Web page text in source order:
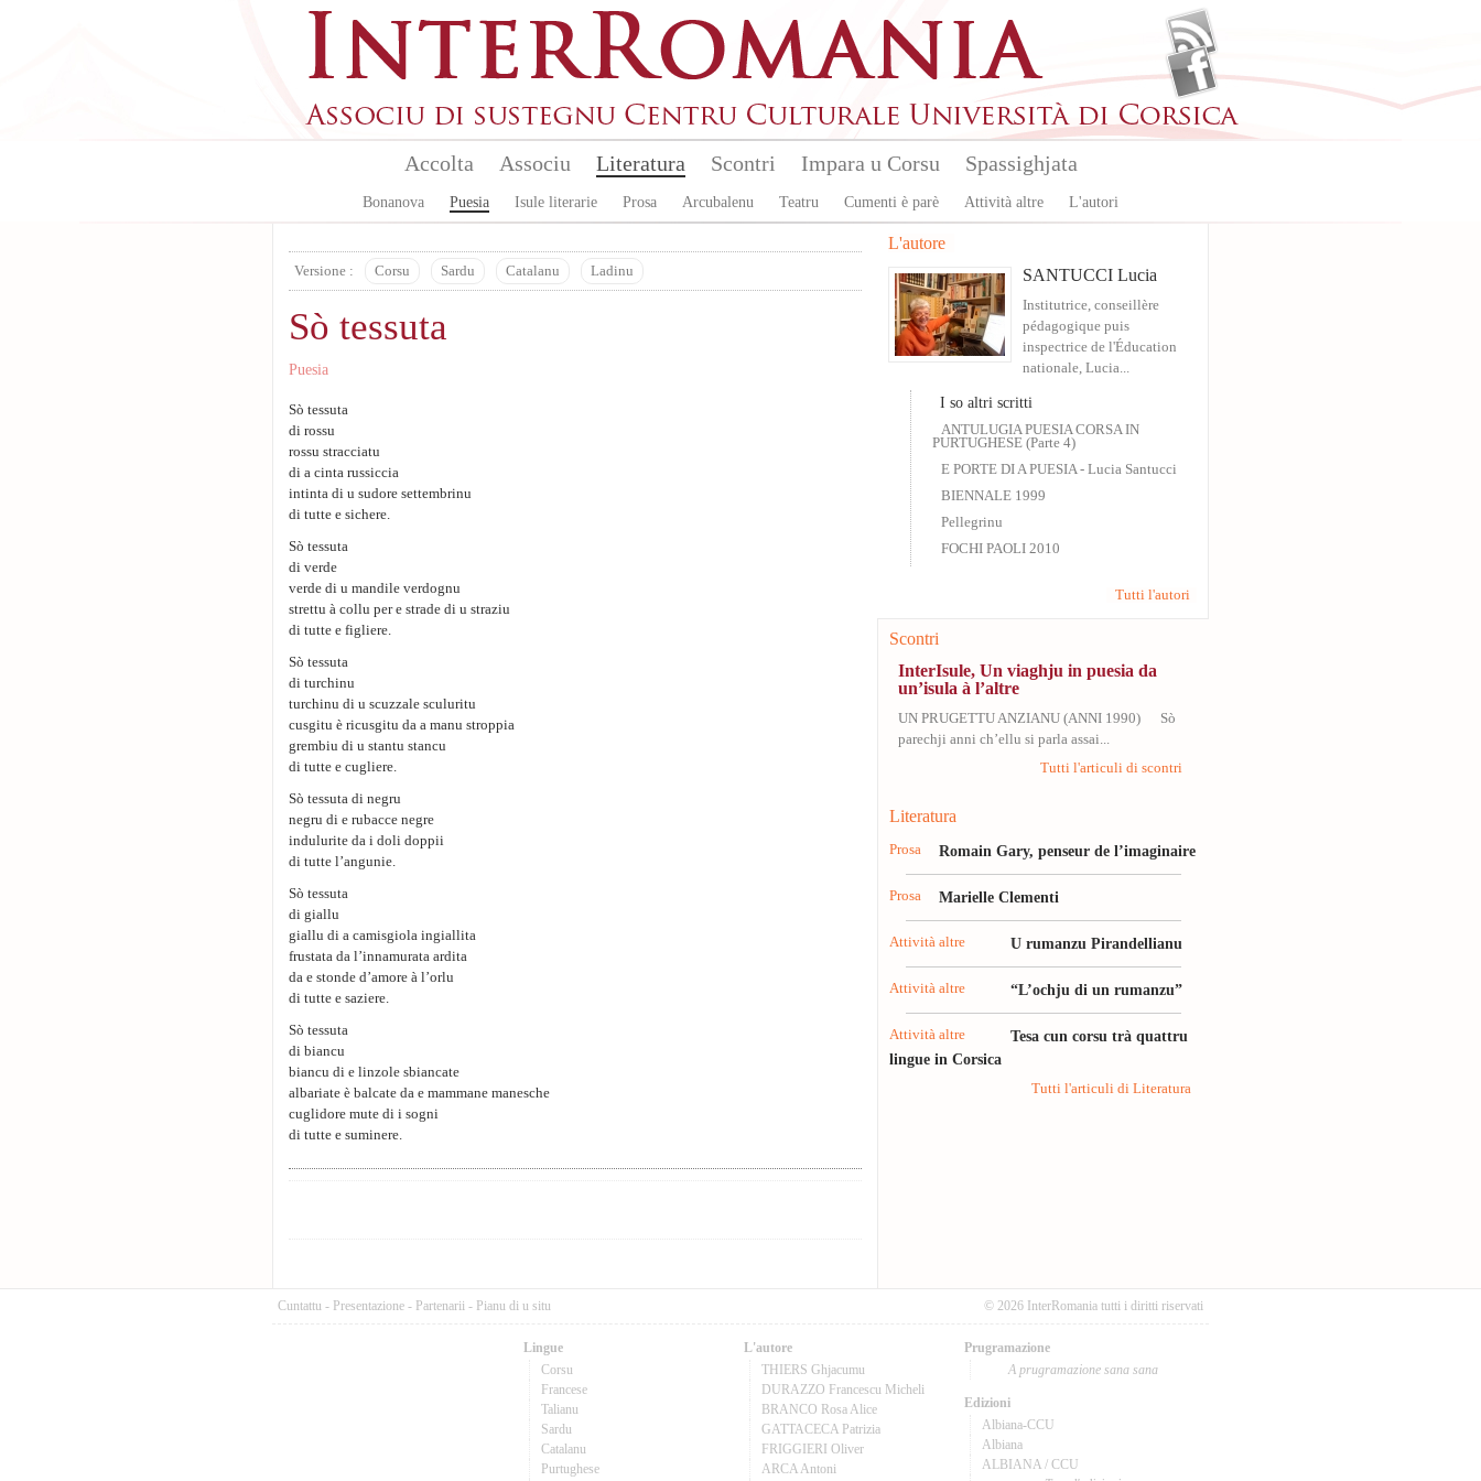
Accolta Associu Literatura
Bonanova Puesia Isule literarie Prosa Arcubalenu Teatru Cumenti è parè Attività altre L'autori
Scontri Impara u Corsu Spassighjata
Versione : Corsu Sardu Catalanu Ladinu
Sò tessuta
Puesia
Sò tessuta
di rossu
rossu stracciatu
di a cinta russiccia
intinta di u sudore settembrinu
di tutte e sichere.
Sò tessuta
di verde
verde di u mandile verdognu
strettu à collu per e strade di u straziu
di tutte e figliere.
Sò tessuta
di turchinu
turchinu di u scuzzale sculuritu
cusgitu è ricusgitu da a manu stroppia
grembiu di u stantu stancu
di tutte e cugliere.
Sò tessuta di negru
negru di e rubacce negre
indulurite da i doli doppii
di tutte l’angunie.
Sò tessuta
di giallu
giallu di a camisgiola ingiallita
frustata da l’innamurata ardita
da e stonde d’amore à l’orlu
di tutte e saziere.
Sò tessuta
di biancu
biancu di e linzole sbiancate
albariate è balcate da e mammane manesche
cuglidore mute di i sogni
di tutte e suminere.
L'autore
SANTUCCI Lucia
Institutrice, conseillère
pédagogique puis
inspectrice de l'Éducation
nationale, Lucia...
I so altri scritti
ANTULUGIA PUESIA CORSA IN
PURTUGHESE (Parte 4)
E PORTE DI A PUESIA - Lucia Santucci
BIENNALE 1999
Pellegrinu
FOCHI PAOLI 2010
Tutti l'autori
Scontri
InterIsule, Un viaghju in puesia da
un’isula à l’altre
UN PRUGETTU ANZIANU (ANNI 1990) Sò
parechji anni ch’ellu si parla assai...
Tutti l'articuli di scontri
Literatura
Prosa Romain Gary, penseur de l’imaginaire
Prosa Marielle Clementi
Attività altre U rumanzu Pirandellianu
Attività altre “L’ochju di un rumanzu”
Attività altre
Tesa cun corsu trà quattru
lingue in Corsica
Tutti l'articuli di Literatura
Cuntattu - Presentazione - Partenarii - Pianu di u situ © 2026 InterRomania tutti i diritti riservati
Lingue
Corsu
Francese
Talianu
Sardu
Catalanu
Purtughese
L'autore
THIERS Ghjacumu
DURAZZO Francescu Micheli
BRANCO Rosa Alice
GATTACECA Patrizia
FRIGGIERI Oliver
ARCA Antoni
Prugramazione
A prugramazione sana sana
Edizioni
Albiana-CCU
Albiana
ALBIANA / CCU